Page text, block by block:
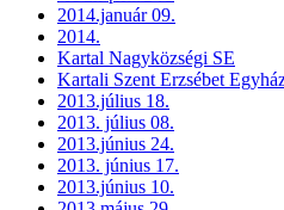
2014.január 09.
2014.
Kartal Nagyközségi SE
Kartali Szent Erzsébet
2013.július 18.
2013. július 08.
2013.június 24.
2013. június 17.
2013.június 10.